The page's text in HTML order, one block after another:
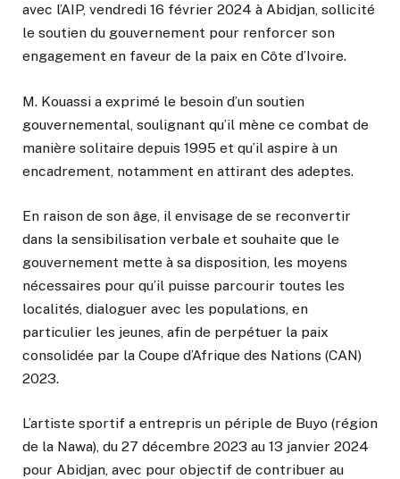
avec l’AIP, vendredi 16 février 2024 à Abidjan, sollicité
le soutien du gouvernement pour renforcer son
engagement en faveur de la paix en Côte d’Ivoire.
M. Kouassi a exprimé le besoin d’un soutien
gouvernemental, soulignant qu’il mène ce combat de
manière solitaire depuis 1995 et qu’il aspire à un
encadrement, notamment en attirant des adeptes.
En raison de son âge, il envisage de se reconvertir
dans la sensibilisation verbale et souhaite que le
gouvernement mette à sa disposition, les moyens
nécessaires pour qu’il puisse parcourir toutes les
localités, dialoguer avec les populations, en
particulier les jeunes, afin de perpétuer la paix
consolidée par la Coupe d’Afrique des Nations (CAN)
2023.
L’artiste sportif a entrepris un périple de Buyo (région
de la Nawa), du 27 décembre 2023 au 13 janvier 2024
pour Abidjan, avec pour objectif de contribuer au